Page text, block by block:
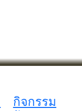
กิจกรรม